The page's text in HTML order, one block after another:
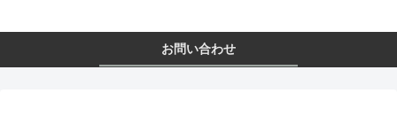
お問い合わせ